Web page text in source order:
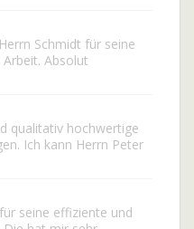
Schmidt für seine
Absolut
qualitativ hochwertige
Ich kann Herrn Peter
seine effiziente und